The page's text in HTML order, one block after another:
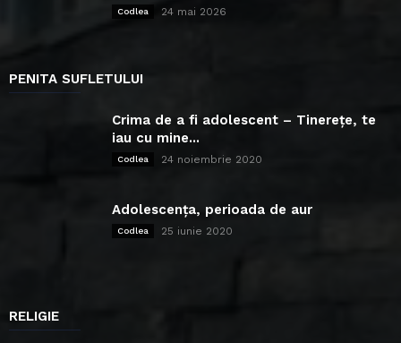
Codlea 24 mai 2026
PENITA SUFLETULUI
Crima de a fi adolescent – Tinerețe, te
iau cu mine...
Codlea 24 noiembrie 2020
Adolescența, perioada de aur
Codlea 25 iunie 2020
RELIGIE